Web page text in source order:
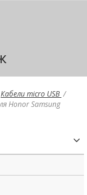
Кабели micro USB /
Honor Samsung